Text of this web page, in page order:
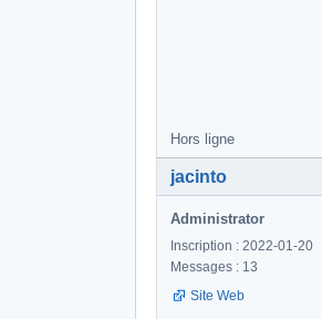
Hors ligne
jacinto
Administrator
Inscription : 2022-01-20
Messages : 13
Site Web